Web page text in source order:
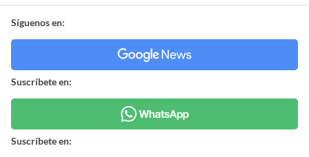
Síguenos en:
Suscríbete en:
Suscríbete en: